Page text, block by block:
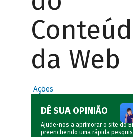
da Web
Ações
DÊ SUA OPINIÃO
Ajude-nos a aprimorar o site do
preenchendo uma rápida